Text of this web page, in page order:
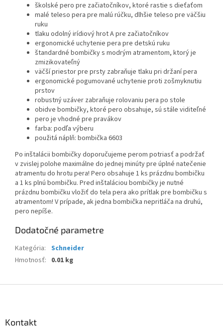
školské pero pre začiatočníkov, ktoré rastie s dieťaťom
malé teleso pera pre malú rúčku, dlhšie teleso pre väčšiu
ruku
tlaku odolný irídiový hrot A pre začiatočníkov
ergonomické uchytenie pera pre detskú ruku
štandardné bombičky s modrým atramentom, ktorý je
zmizikovateľný
väčší priestor pre prsty zabraňuje tlaku pri držaní pera
ergonomické pogumované uchytenie proti zošmyknutiu
prstov
robustný uzáver zabraňuje rolovaniu pera po stole
obidve bombičky, ktoré pero obsahuje, sú stále viditeľné
pero je vhodné pre pravákov
farba: podľa výberu
použitá náplň: bombička 6603
Po inštalácii bombičky doporučujeme perom potriasť a podržať
v zvislej polohe maximálne do jednej minúty pre úplné natečenie
atramentu do hrotu pera! Pero obsahuje 1 ks prázdnu bombičku
a 1 ks plnú bombičku. Pred inštaláciou bombičky je nutné
prázdnu bombičku vložiť do tela pera ako prítlak pre bombičku s
atramentom! V prípade, ak jedna bombička nepritláča na druhú,
pero nepíše.
Dodatočné parametre
Kategória: Schneider
Hmotnosť: 0.01 kg
Kontakt